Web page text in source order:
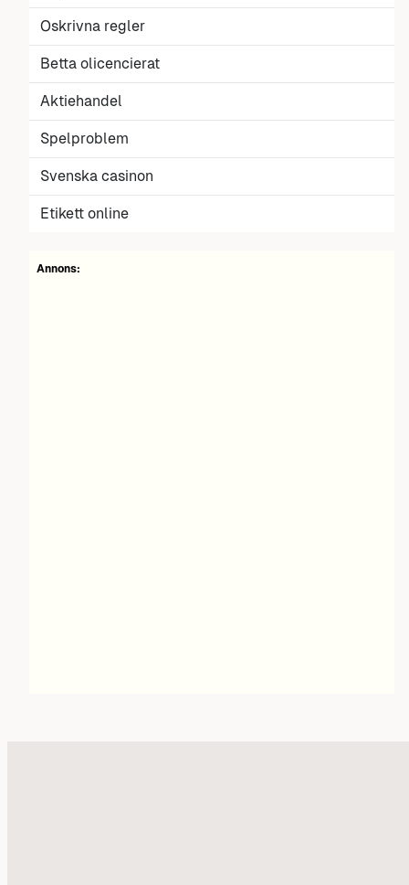
Oskrivna regler
Betta olicencierat
Aktiehandel
Spelproblem
Svenska casinon
Etikett online
Annons: